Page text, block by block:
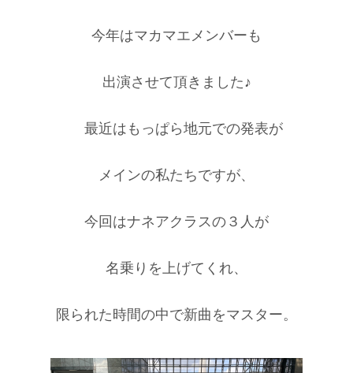
今年はマカマエメンバーも
出演させて頂きました♪
最近はもっぱら地元での発表が
メインの私たちですが、
今回はナネアクラスの３人が
名乗りを上げてくれ、
限られた時間の中で新曲をマスター。